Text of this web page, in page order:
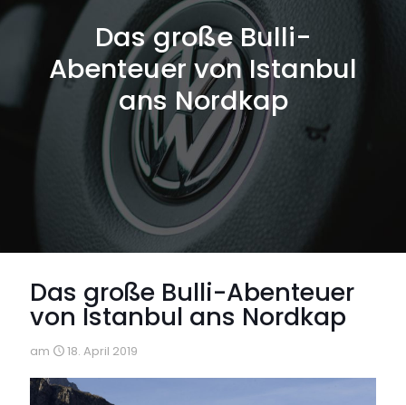
Das große Bulli-
Abenteuer von Istanbul
ans Nordkap
Das große Bulli-Abenteuer
von Istanbul ans Nordkap
am 18. April 2019